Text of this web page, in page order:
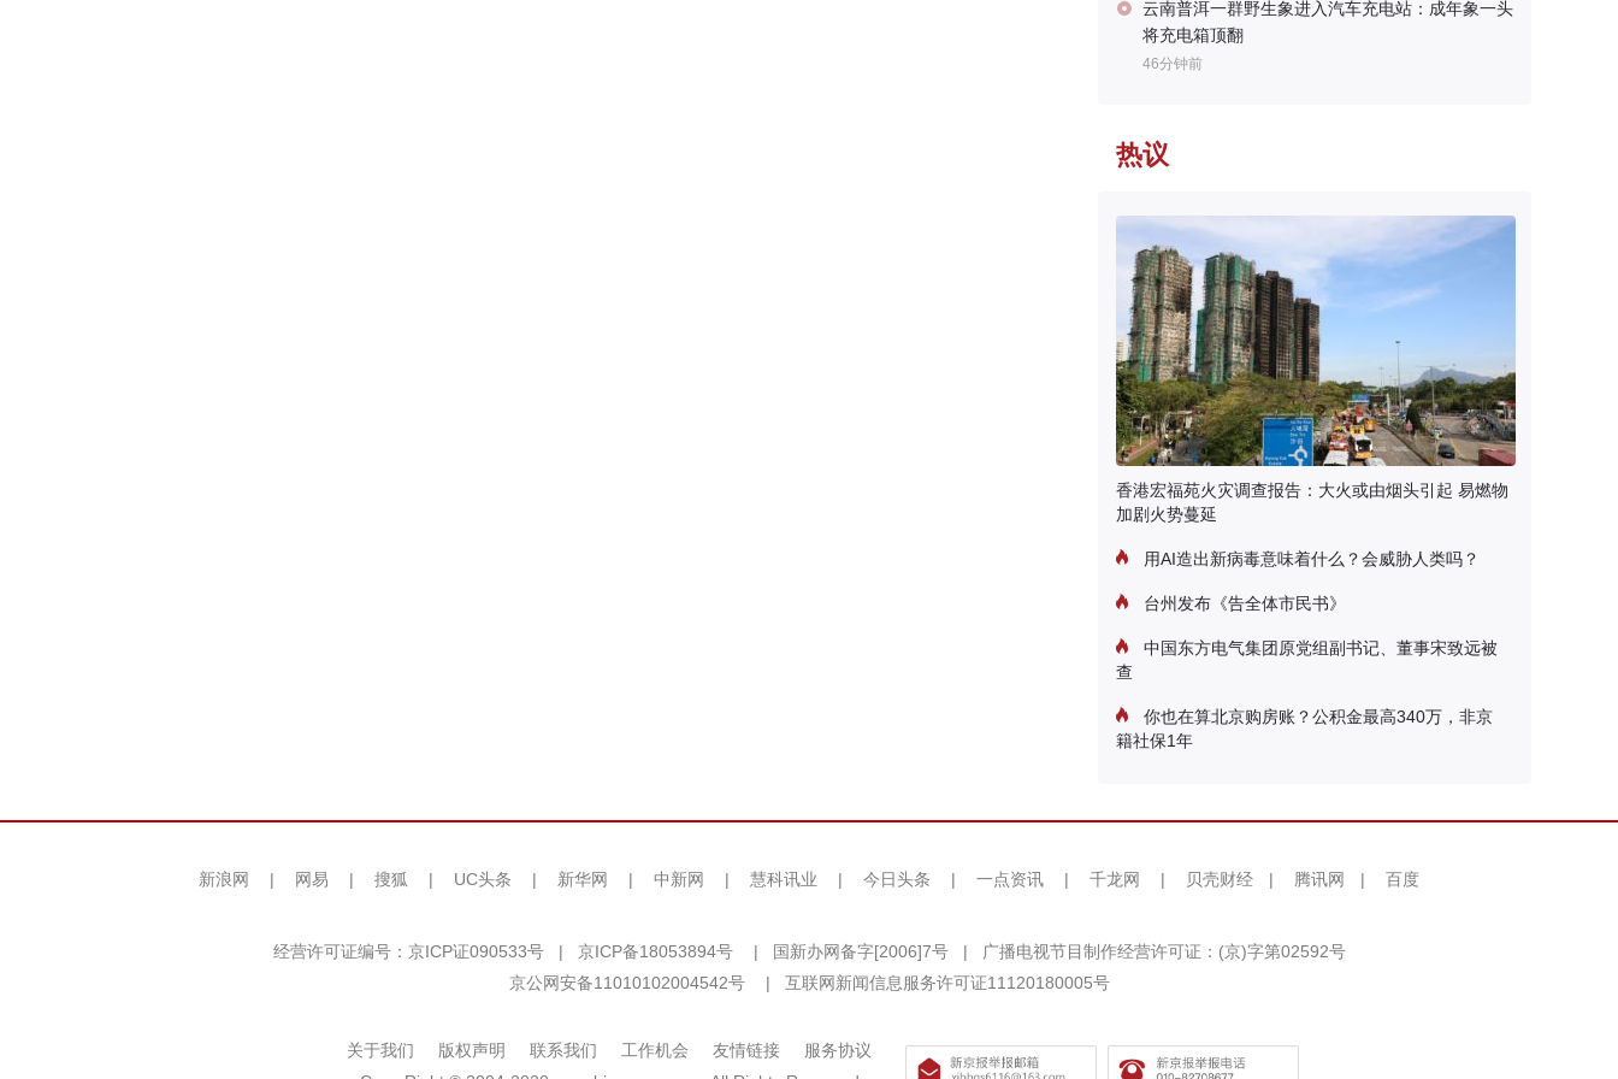
云南普洱一群野生象进入汽车充电站：成年象一头
将充电箱顶翻
46分钟前
热议
香港宏福苑火灾调查报告：大火或由烟头引起 易燃物
加剧火势蔓延
用AI造出新病毒意味着什么？会威胁人类吗？
台州发布《告全体市民书》
中国东方电气集团原党组副书记、董事宋致远被
查
你也在算北京购房账？公积金最高340万，非京
籍社保1年
新浪网 | 网易 | 搜狐 | UC头条 | 新华网 | 中新网 | 慧科讯业 | 今日头条 | 一点资讯 | 千龙网 | 贝壳财经 | 腾讯网 | 百度
经营许可证编号：京ICP证090533号 | 京ICP备18053894号 | 国新办网备字[2006]7号 |
广播电视节目制作经营许可证：(京)字第02592号
京公网安备11010102004542号
| 互联网新闻信息服务许可证11120180005号
关于我们 版权声明 联系我们 工作机会 友情链接
服务协议